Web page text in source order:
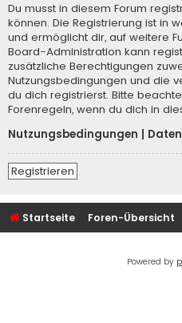
Du musst in diesem Forum
können. Die Registrierung ist in
und ermöglicht dir, auf weitere
Board-Administration kann
zusätzliche Berechtigungen
Nutzungsbedingungen und die
du dich registrierst. Bitte
Forenregeln, wenn du dich in
Nutzungsbedingungen
Registrieren
Startseite Foren-Übersicht
Powered by